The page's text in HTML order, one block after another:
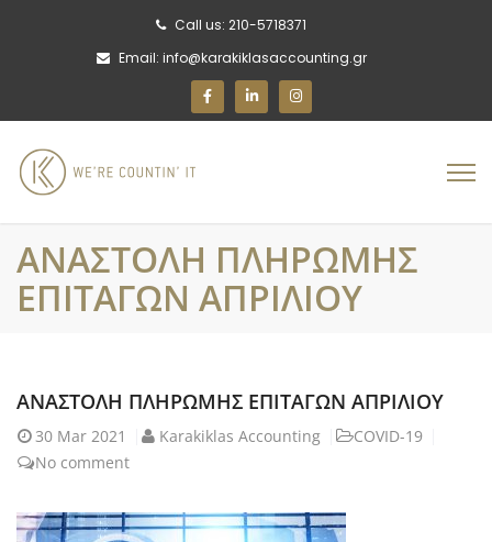
Call us: 210-5718371
Email: info@karakiklasaccounting.gr
ΑΝΑΣΤΟΛΗ ΠΛΗΡΩΜΗΣ
ΕΠΙΤΑΓΩΝ ΑΠΡΙΛΙΟΥ
ΑΝΑΣΤΟΛΗ ΠΛΗΡΩΜΗΣ ΕΠΙΤΑΓΩΝ ΑΠΡΙΛΙΟΥ
30 Mar 2021 Karakiklas Accounting
COVID-19
No comment